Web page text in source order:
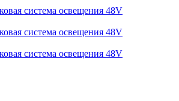
система освещения 48V
система освещения 48V
система освещения 48V